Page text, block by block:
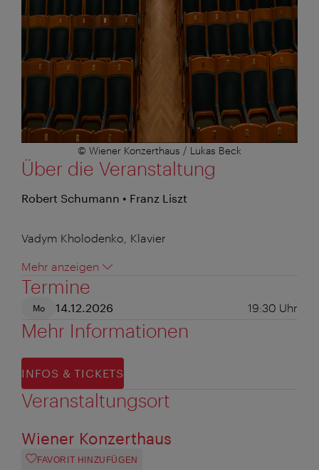
© Wiener Konzerthaus / Lukas Beck
Über die Veranstaltung
Robert Schumann • Franz Liszt
Vadym Kholodenko, Klavier
Mehr anzeigen
Termine
Mo 14.12.2026 19:30 Uhr
Mehr Informationen
INFOS & TICKETS
Veranstaltungsort
Wiener Konzerthaus
FAVORIT HINZUFÜGEN